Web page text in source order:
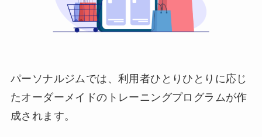
パーソナルジムでは、利用者ひとりひとりに応じ
たオーダーメイドのトレーニングプログラムが作
成されます。